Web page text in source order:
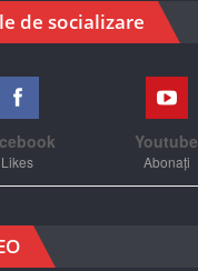
de socializare
Likes
Youtube
Abonați